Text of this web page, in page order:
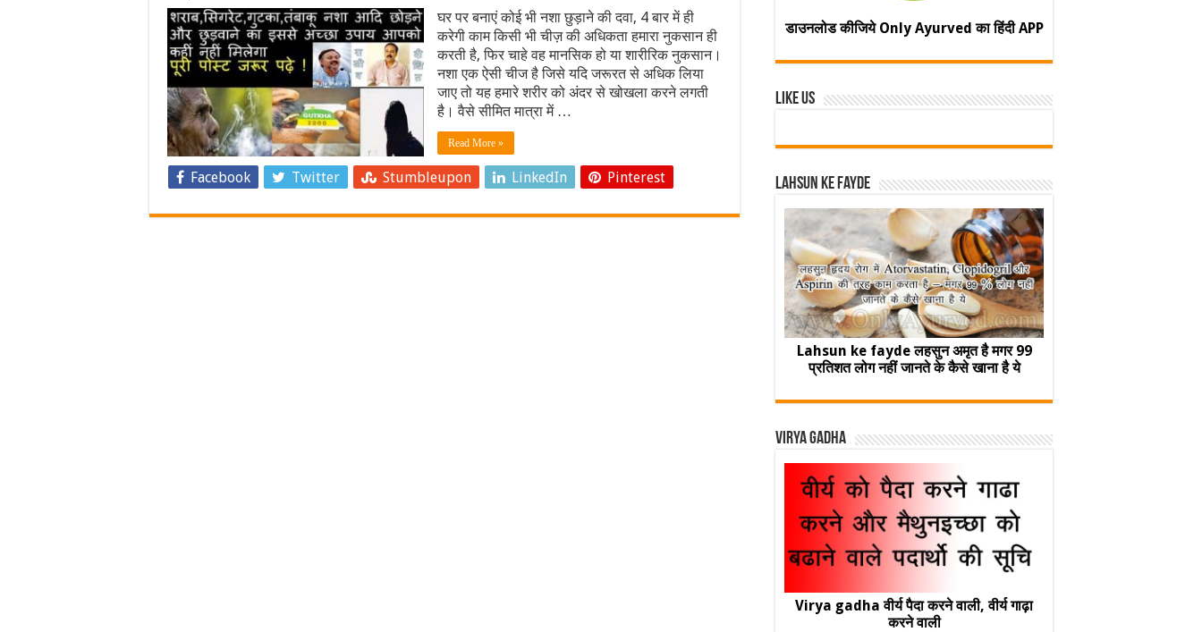
घर पर बनाएं कोई भी नशा छुड़ाने की दवा, 4 बार में ही
करेगी काम किसी भी चीज़ की अधिकता हमारा नुकसान ही
करती है, फिर चाहे वह मानसिक हो या शारीरिक नुकसान।
नशा एक ऐसी चीज है जिसे यदि जरूरत से अधिक लिया
जाए तो यह हमारे शरीर को अंदर से खोखला करने लगती
है। वैसे सीमित मात्रा में …
Read More »
Facebook Twitter Stumbleupon LinkedIn Pinterest
डाउनलोड कीजिये Only Ayurved का हिंदी APP
Like Us
Lahsun ke fayde
Lahsun ke fayde लहसुन अमृत है मगर 99
प्रतिशत लोग नहीं जानते के कैसे खाना है ये
Virya Gadha
Virya gadha वीर्य पैदा करने वाली, वीर्य गाढ़ा
करने वाली